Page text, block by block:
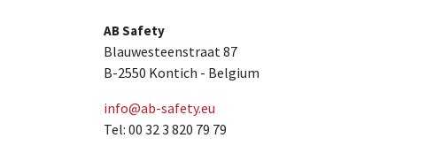
AB Safety
Blauwesteenstraat 87
B-2550 Kontich - Belgium
info@ab-safety.eu
Tel: 00 32 3 820 79 79